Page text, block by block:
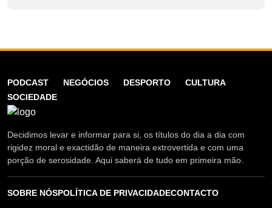
PODCAST NEGÓCIOS DESPORTO
CULTURA
SOCIEDADE
Decidimos levar e informar para si, os títulos do dia a dia com
rigidez moral e exactidão de maneira extrovertida e com uma
porção de serosidade. Aqui saberá de tudo em primeira mão.
SOBRE NÓSPOLÍTICA DE PRIVACIDADECONTACTO